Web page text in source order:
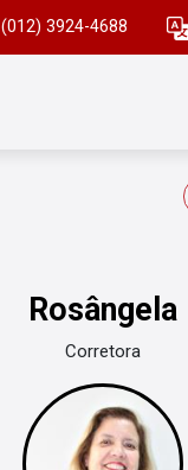
(012) 3924-4688
Rosângela
Corretora